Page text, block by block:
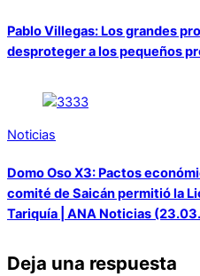
Pablo Villegas: Los grandes
desproteger a los pequeños
Noticias
Domo Oso X3: Pactos
comité de Saicán permitió la
Tariquía | ANA Noticias
Deja una respuesta